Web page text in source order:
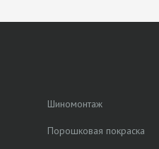
Шиномонтаж
Порошковая покраска